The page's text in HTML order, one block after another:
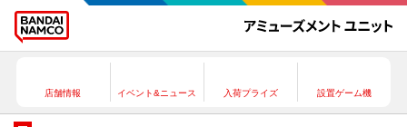
店舗情報 イベント&ニュース 入荷プライズ 設置ゲーム機